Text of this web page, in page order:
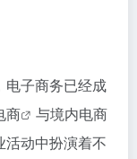
电子商务已经成
商
与境内电商
动中扮演着不